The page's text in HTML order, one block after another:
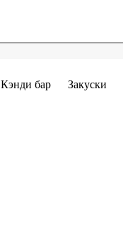
Кэнди бар Закуски